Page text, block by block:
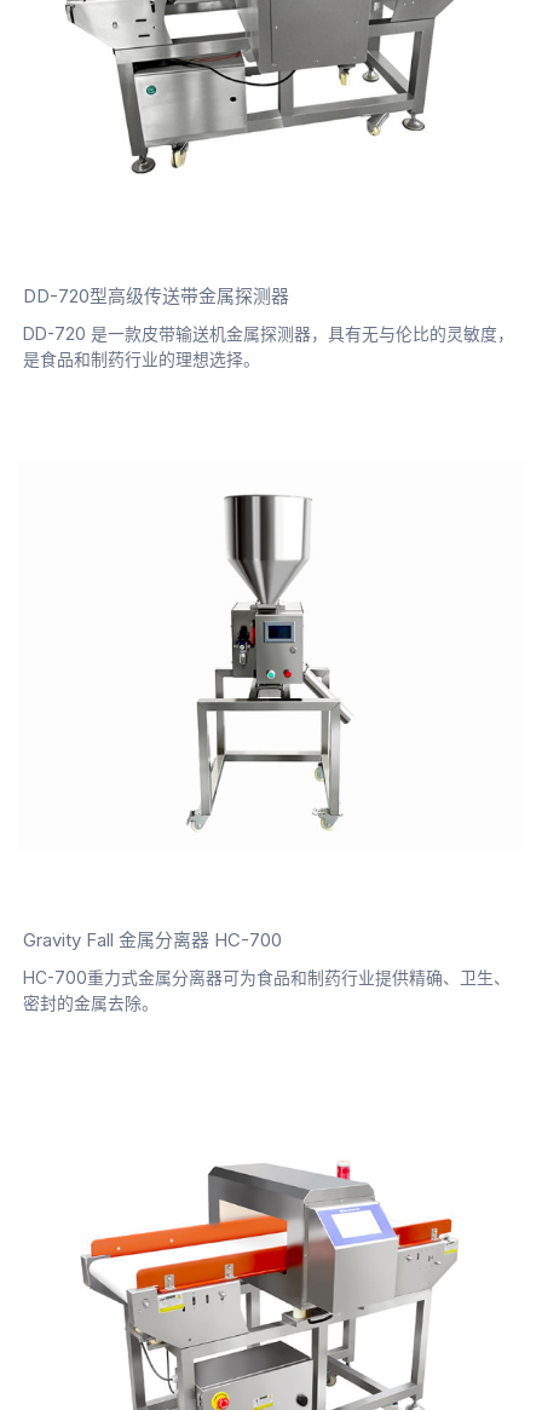
DD-720型高级传送带金属探测器
DD-720 是一款皮带输送机金属探测器，具有无与伦比的灵敏度，
是食品和制药行业的理想选择。
Gravity Fall 金属分离器 HC-700
HC-700重力式金属分离器可为食品和制药行业提供精确、卫生、
密封的金属去除。